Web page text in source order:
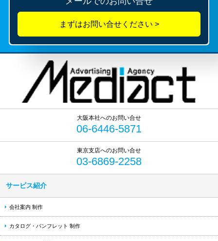
06-6446-5871
03-6869-2258
サービス紹介
会社案内 制作
カタログ・パンフレット 制作